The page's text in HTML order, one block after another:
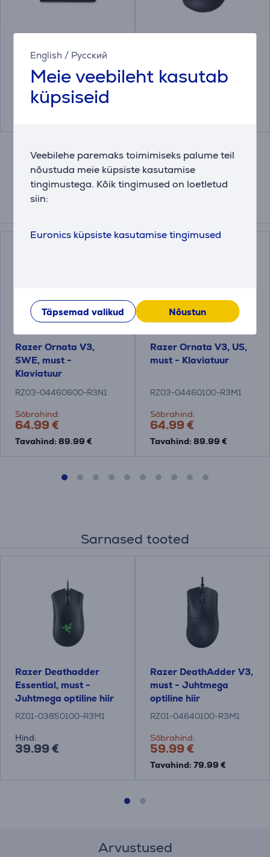
English / Русский
Meie veebileht kasutab
küpsiseid
Veebilehe paremaks toimimiseks palume teil
nõustuda meie küpsiste kasutamise
tingimustega. Kõik tingimused on loetletud
siin:
Euronics küpsiste kasutamise tingimused
Täpsemad valikud Nõustun
Hama Easy, must -
Hiirematt
00126858
Hind:
9.99 €
Trust Bigfoot XL, must
23728
Razer Ornata V3,
SWE, must -
Klaviatuur
RZ03-04460600-R3N1
Sõbrahind:
64.99 €
Tavahind: 89.99 €
Razer Ornata V3, US,
must - Klaviatuur
RZ03-04460100-R3M1
Sõbrahind:
64.99 €
Tavahind: 89.99 €
Sarnased tooted
Razer Deathadder
Essential, must -
Juhtmega optiline hiir
RZ01-03850100-R3M1
Hind:
39.99 €
Razer DeathAdder V3,
must - Juhtmega
optiline hiir
RZ01-04640100-R3M1
Sõbrahind:
59.99 €
Tavahind: 79.99 €
Arvustused